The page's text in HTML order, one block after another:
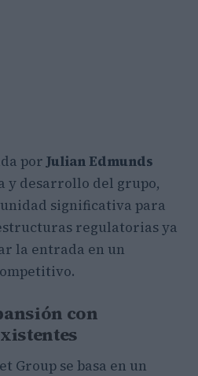
porJulian Edmunds
y desarrollo del grupo,
significativa para
regulatorias ya
la entrada en un
con
Group se basa en un